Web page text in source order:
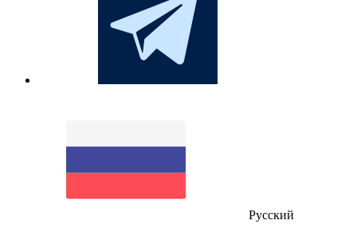
Русский